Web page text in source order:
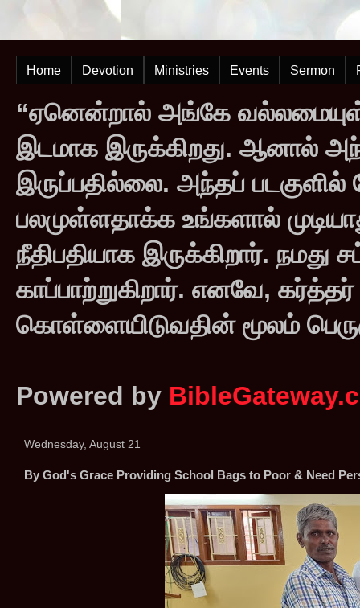
Home Devotion Ministries Events Sermon
“ஏனென்றால் அங்கே
இடமாக இருக்கிறது. ஆனால்
இருப்பதில்லை. அந்தப்
பலமுள்ளதாக்க உங்களால்
நீதிபதியாக இருக்கிறார்.
காப்பாற்றுகிறார். எனவே,
கொள்ளையிடுவதின் மூலம்
Powered by
Wednesday, August 21
By God's Grace Providing School Bags to Poor & Need